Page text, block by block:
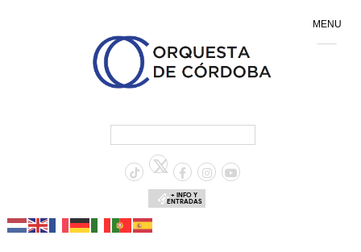
+ INFO Y
ENTRADAS
MENU